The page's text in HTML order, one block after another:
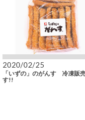
2020/02/25
「いずの」のがんす 冷凍販
す!!